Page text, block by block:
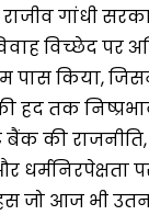
राजीव गांधी
विच्छेद पर
किया,
तक
बैंक की
धर्मनिरपेक्षता
जो आज भी